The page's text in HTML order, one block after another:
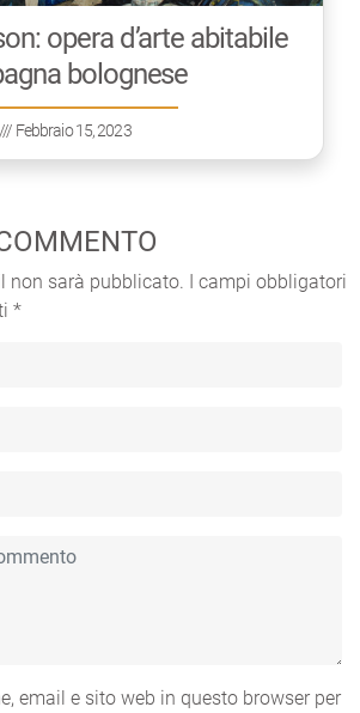
opera d’arte abitabile
bolognese
/// Febbraio 15, 2023
non sarà pubblicato. I campi obbligatori
*
email e sito web in questo browser per